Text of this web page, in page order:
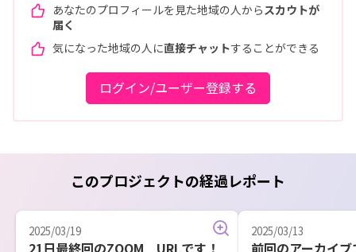
あなたのプロフィールを見た地域の人から スカウトが
届く
気になった地域の人に直接チャットすることができる
ログイン/ユーザー登録する
このプロジェクトの経過レポート
2025/03/19
21日最終回のZOOM URLです！
2025/03/13
前回のアーカイ